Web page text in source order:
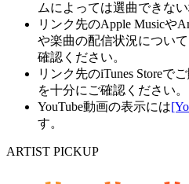
ムによっては選曲できな
リンク先のApple Musicや
や楽曲の配信状況につい
確認ください。
リンク先のiTunes Storeで
を十分にご確認ください。
YouTube動画の表示には
す。
ARTIST PICKUP